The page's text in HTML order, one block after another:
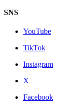
SNS
YouTube
TikTok
Instagram
X
Facebook